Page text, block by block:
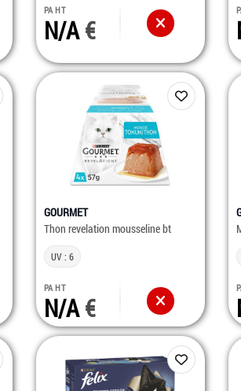
PA HT
N/A
GOURMET
Thon revelation mousseline bt
UV : 6
PA HT
N/A